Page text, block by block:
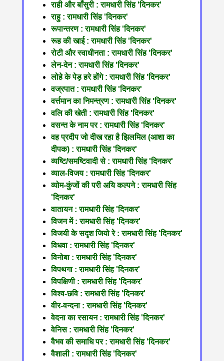
राही और बाँसुरी : रामधारी सिंह 'दिनकर'
राहु : रामधारी सिंह 'दिनकर'
रूपान्तरण : रामधारी सिंह 'दिनकर'
रूह की खाई : रामधारी सिंह 'दिनकर'
रोटी और स्वाधीनता : रामधारी सिंह 'दिनकर'
लेन-देन : रामधारी सिंह 'दिनकर'
लोहे के पेड़ हरे होंगे : रामधारी सिंह 'दिनकर'
वज्रपात : रामधारी सिंह 'दिनकर'
वर्त्तमान का निमन्त्रण : रामधारी सिंह 'दिनकर'
वलि की खेती : रामधारी सिंह 'दिनकर'
वसन्त के नाम पर : रामधारी सिंह 'दिनकर'
वह प्रदीप जो दीख रहा है झिलमिल (आशा का
दीपक) : रामधारी सिंह 'दिनकर'
व्यष्टि/समष्टिवादी से : रामधारी सिंह 'दिनकर'
व्याल-विजय : रामधारी सिंह 'दिनकर'
व्योम-कुंजों की परी अयि कल्पने : रामधारी सिंह
'दिनकर'
वातायन : रामधारी सिंह 'दिनकर'
विजन में : रामधारी सिंह 'दिनकर'
विजयी के सदृश जियो रे : रामधारी सिंह 'दिनकर'
विधवा : रामधारी सिंह 'दिनकर'
विनोबा : रामधारी सिंह 'दिनकर'
विपथगा : रामधारी सिंह 'दिनकर'
विपक्षिणी : रामधारी सिंह 'दिनकर'
विश्व-छवि : रामधारी सिंह 'दिनकर'
वीर-वन्दना : रामधारी सिंह 'दिनकर'
वेदना का रसायन : रामधारी सिंह 'दिनकर'
वेनिस : रामधारी सिंह 'दिनकर'
वैभव की समाधि पर : रामधारी सिंह 'दिनकर'
वैशाली : रामधारी सिंह 'दिनकर'